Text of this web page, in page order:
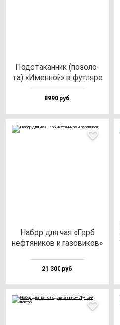
Под­ста­кан­ник (по­зо­ло­
та) «Имен­ной» в фут­ля­ре
8990 руб
Набор для чая «Герб
неф­тя­ни­ков и га­зо­ви­ков»
21 300 руб